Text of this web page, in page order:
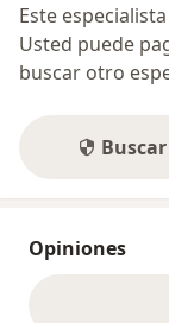
Este
Usted puede
buscar otro
Opiniones